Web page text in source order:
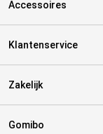
Accessoires
Klantenservice
Zakelijk
Gomibo